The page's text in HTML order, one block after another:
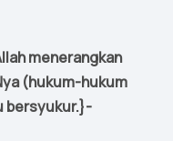
menerangkan
(hukum-hukum
bersyukur.}-